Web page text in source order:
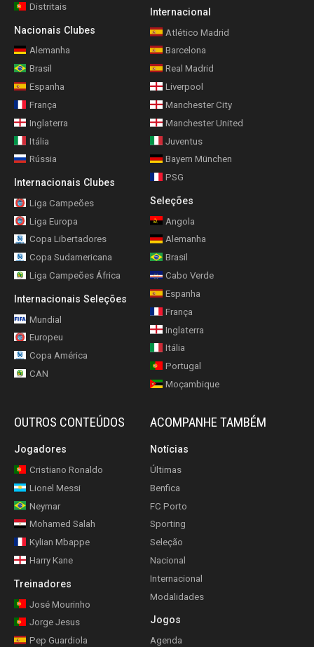
Distritais
Nacionais Clubes
Alemanha
Brasil
Espanha
França
Inglaterra
Itália
Rússia
Internacionais Clubes
Liga Campeões
Liga Europa
Copa Libertadores
Copa Sudamericana
Liga Campeões África
Internacionais Seleções
Mundial
Europeu
Copa América
CAN
Internacional
Atlético Madrid
Barcelona
Real Madrid
Liverpool
Manchester City
Manchester United
Juventus
Bayern München
PSG
Seleções
Angola
Alemanha
Brasil
Cabo Verde
Espanha
França
Inglaterra
Itália
Portugal
Moçambique
OUTROS CONTEÚDOS
Jogadores
Cristiano Ronaldo
Lionel Messi
Neymar
Mohamed Salah
Kylian Mbappe
Harry Kane
Treinadores
José Mourinho
Jorge Jesus
Pep Guardiola
ACOMPANHE TAMBÉM
Notícias
Últimas
Benfica
FC Porto
Sporting
Seleção
Nacional
Internacional
Modalidades
Jogos
Agenda